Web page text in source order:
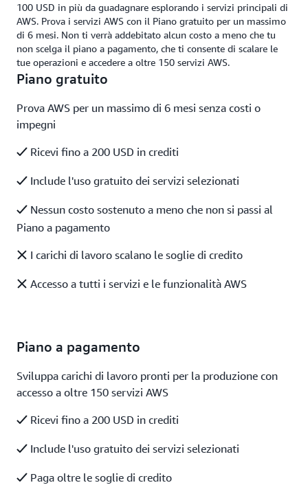
100 USD in più da guadagnare esplorando i servizi principali di
AWS. Prova i servizi AWS con il Piano gratuito per un massimo
di 6 mesi. Non ti verrà addebitato alcun costo a meno che tu
non scelga il piano a pagamento, che ti consente di scalare le
tue operazioni e accedere a oltre 150 servizi AWS.
Piano gratuito
Prova AWS per un massimo di 6 mesi senza costi o
impegni
Ricevi fino a 200 USD in crediti
Include l'uso gratuito dei servizi selezionati
Nessun costo sostenuto a meno che non si passi al
Piano a pagamento
I carichi di lavoro scalano le soglie di credito
Accesso a tutti i servizi e le funzionalità AWS
Piano a pagamento
Sviluppa carichi di lavoro pronti per la produzione con
accesso a oltre 150 servizi AWS
Ricevi fino a 200 USD in crediti
Include l'uso gratuito dei servizi selezionati
Paga oltre le soglie di credito